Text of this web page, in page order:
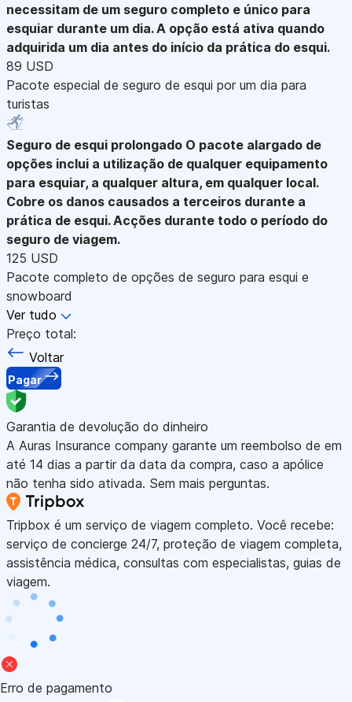
necessitam de um seguro completo e único para
esquiar durante um dia. A opção está ativa quando
adquirida um dia antes do início da prática do esqui.
89 USD
Pacote especial de seguro de esqui por um dia para
turistas
Seguro de esqui prolongado O pacote alargado de
opções inclui a utilização de qualquer equipamento
para esquiar, a qualquer altura, em qualquer local.
Cobre os danos causados a terceiros durante a
prática de esqui. Acções durante todo o período do
seguro de viagem.
125 USD
Pacote completo de opções de seguro para esqui e
snowboard
Ver tudo
Preço total:
Voltar
Pagar
Garantia de devolução do dinheiro
A Auras Insurance company garante um reembolso de em
até 14 dias a partir da data da compra, caso a apólice
não tenha sido ativada. Sem mais perguntas.
Tripbox é um serviço de viagem completo. Você recebe:
serviço de concierge 24/7, proteção de viagem completa,
assistência médica, consultas com especialistas, guias de
viagem.
Erro de pagamento